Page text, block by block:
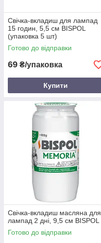
Свічка-вкладиш для лампад
15 годин, 5,5 см BISPOL
(упаковка 5 шт)
Готово до відправки
69 ₴/упаковка
Купити
Свічка-вкладиш масляна для
лампад 2 дні, 9,5 см BISPOL
Готово до відправки